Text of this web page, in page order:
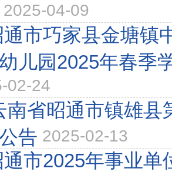
2025-04-09
市巧家县金塘镇
儿园2025年春季
02-24
南省昭通市镇雄县
告 2025-02-13
市2025年事业单